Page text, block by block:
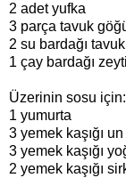
2 adet yufka
3 parça tavuk
2 su bardağı
1 çay bardağı
Üzerinin sosu için:
1 yumurta
3 yemek kaşığı un
3 yemek kaşığı
2 yemek kaşığı